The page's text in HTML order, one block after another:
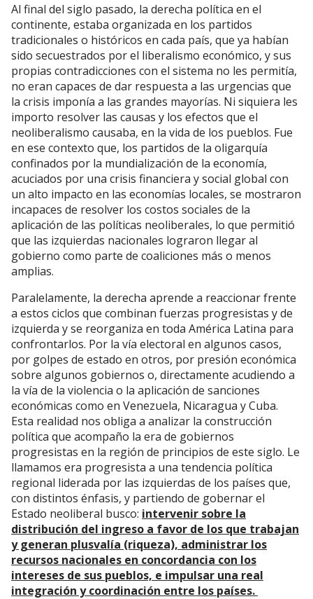
Al final del siglo pasado, la derecha política en el
continente, estaba organizada en los partidos
tradicionales o históricos en cada país, que ya habían
sido secuestrados por el liberalismo económico, y sus
propias contradicciones con el sistema no les permitía,
no eran capaces de dar respuesta a las urgencias que
la crisis imponía a las grandes mayorías. Ni siquiera les
importo resolver las causas y los efectos que el
neoliberalismo causaba, en la vida de los pueblos. Fue
en ese contexto que, los partidos de la oligarquía
confinados por la mundialización de la economía,
acuciados por una crisis financiera y social global con
un alto impacto en las economías locales, se mostraron
incapaces de resolver los costos sociales de la
aplicación de las políticas neoliberales, lo que permitió
que las izquierdas nacionales lograron llegar al
gobierno como parte de coaliciones más o menos
amplias.
Paralelamente, la derecha aprende a reaccionar frente
a estos ciclos que combinan fuerzas progresistas y de
izquierda y se reorganiza en toda América Latina para
confrontarlos. Por la vía electoral en algunos casos,
por golpes de estado en otros, por presión económica
sobre algunos gobiernos o, directamente acudiendo a
la vía de la violencia o la aplicación de sanciones
económicas como en Venezuela, Nicaragua y Cuba.
Esta realidad nos obliga a analizar la construcción
política que acompaño la era de gobiernos
progresistas en la región de principios de este siglo. Le
llamamos era progresista a una tendencia política
regional liderada por las izquierdas de los países que,
con distintos énfasis, y partiendo de gobernar el
Estado neoliberal busco: intervenir sobre la
distribución del ingreso a favor de los que trabajan
y generan plusvalía (riqueza), administrar los
recursos nacionales en concordancia con los
intereses de sus pueblos, e impulsar una real
integración y coordinación entre los países.